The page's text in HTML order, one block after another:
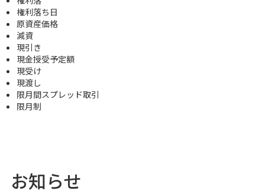
権利落ち日
原資産価格
減資
現引き
現金授受予定額
現受け
現渡し
限月間スプレッド取引
限月制
お知らせ